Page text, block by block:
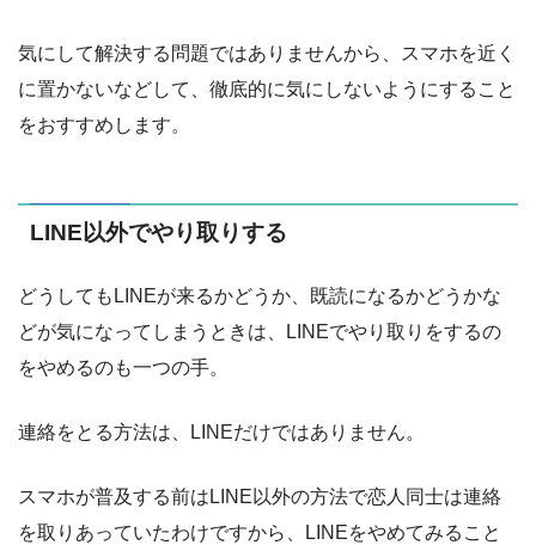
気にして解決する問題ではありませんから、スマホを近く
に置かないなどして、徹底的に気にしないようにすること
をおすすめします。
LINE以外でやり取りする
どうしてもLINEが来るかどうか、既読になるかどうかな
どが気になってしまうときは、LINEでやり取りをするの
をやめるのも一つの手。
連絡をとる方法は、LINEだけではありません。
スマホが普及する前はLINE以外の方法で恋人同士は連絡
を取りあっていたわけですから、LINEをやめてみること